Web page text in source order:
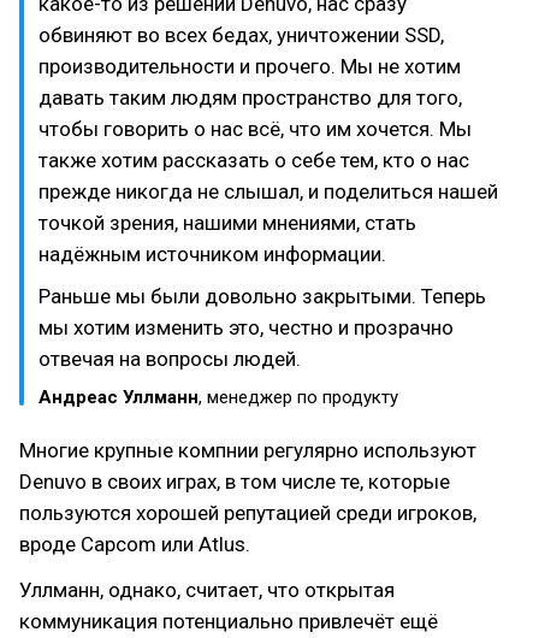
обвиняют во всех бедах, уничтожении SSD,
производительности и прочего. Мы не хотим
давать таким людям пространство для того,
чтобы говорить о нас всё, что им хочется. Мы
также хотим рассказать о себе тем, кто о нас
прежде никогда не слышал, и поделиться нашей
точкой зрения, нашими мнениями, стать
надёжным источником информации.
Раньше мы были довольно закрытыми. Теперь
мы хотим изменить это, честно и прозрачно
отвечая на вопросы людей.
Андреас Уллманн, менеджер по продукту
Многие крупные компнии регулярно используют
Denuvo в своих играх, в том числе те, которые
пользуются хорошей репутацией среди игроков,
вроде Capcom или Atlus.
Уллманн, однако, считает, что открытая
коммуникация потенциально привлечёт ещё